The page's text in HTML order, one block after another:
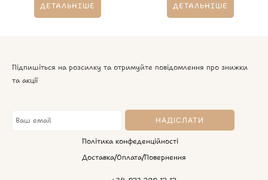
ДЕТАЛЬНІШЕ ДЕТАЛЬНІШЕ
Підпишіться на розсилку та отримуйте повідомлення про знижки
та акції
Політика конфеденційності
Доставка/Оплата/Повернення